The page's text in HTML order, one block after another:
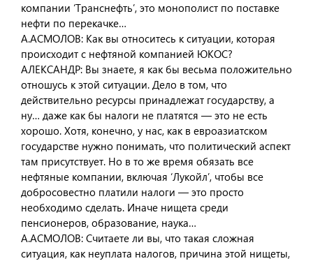
компании ‘Транснефть’, это монополист по поставке
нефти по перекачке…
А.АСМОЛОВ: Как вы относитесь к ситуации, которая
происходит с нефтяной компанией ЮКОС?
АЛЕКСАНДР: Вы знаете, я как бы весьма положительно
отношусь к этой ситуации. Дело в том, что
действительно ресурсы принадлежат государству, а
ну… даже как бы налоги не платятся — это не есть
хорошо. Хотя, конечно, у нас, как в евроазиатском
государстве нужно понимать, что политический аспект
там присутствует. Но в то же время обязать все
нефтяные компании, включая ‘Лукойл’, чтобы все
добросовестно платили налоги — это просто
необходимо сделать. Иначе нищета среди
пенсионеров, образование, наука…
А.АСМОЛОВ: Считаете ли вы, что такая сложная
ситуация, как неуплата налогов, причина этой нищеты,